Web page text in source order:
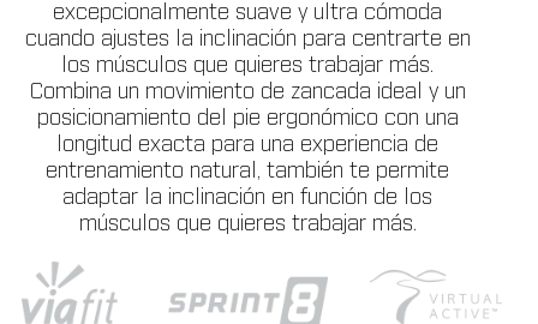
excepcionalmente suave y ultra cómoda
cuando ajustes la inclinación para centrarte en
los músculos que quieres trabajar más.
Combina un movimiento de zancada ideal y un
posicionamiento del pie ergonómico con una
longitud exacta para una experiencia de
entrenamiento natural, también te permite
adaptar la inclinación en función de los
músculos que quieres trabajar más.